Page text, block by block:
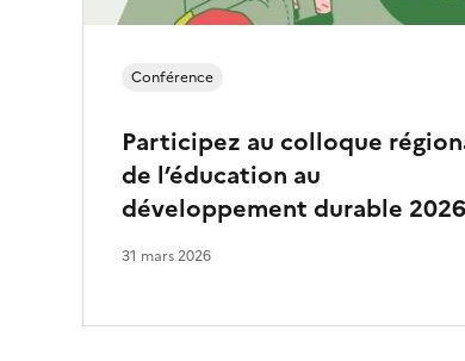
Participez au colloque
de l’éducation au
développement durable 2026
Conférence
31 mars 2026